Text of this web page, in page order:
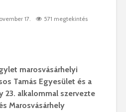
17. 571 megtekintés
marosvásárhelyi
Tamás Egyesület és a
23. alkalommal szervezte
Marosvásárhely